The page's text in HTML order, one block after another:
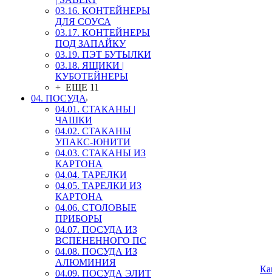
03.16. КОНТЕЙНЕРЫ
ДЛЯ СОУСА
03.17. КОНТЕЙНЕРЫ
ПОД ЗАПАЙКУ
03.19. ПЭТ БУТЫЛКИ
03.18. ЯЩИКИ |
КУБОТЕЙНЕРЫ
+ ЕЩЕ 11
04. ПОСУДА
04.01. СТАКАНЫ |
ЧАШКИ
04.02. СТАКАНЫ
УПАКС-ЮНИТИ
04.03. СТАКАНЫ ИЗ
КАРТОНА
04.04. ТАРЕЛКИ
04.05. ТАРЕЛКИ ИЗ
КАРТОНА
04.06. СТОЛОВЫЕ
ПРИБОРЫ
04.07. ПОСУДА ИЗ
ВСПЕНЕННОГО ПС
04.08. ПОСУДА ИЗ
АЛЮМИНИЯ
04.09. ПОСУДА ЭЛИТ